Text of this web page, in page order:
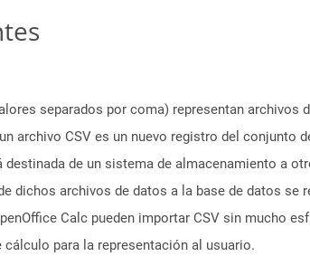
separados por coma) representan
archivo CSV es un nuevo registro del
de un sistema de almacenamiento a
dichos archivos de datos a la base de datos
Calc pueden importar CSV sin mucho
para la representación al usuario.